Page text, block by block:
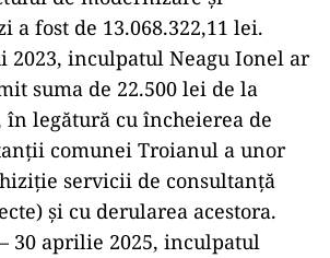
a fost de 13.068.322,11 lei.
2023, inculpatul Neagu Ionel ar
suma de 22.500 lei de la
în legătură cu încheierea de
comunei Troianul a unor
servicii de consultanță
și cu derularea acestora.
30 aprilie 2025, inculpatul